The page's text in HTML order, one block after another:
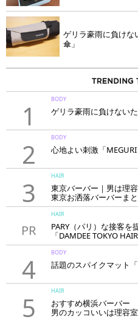
ゲリラ豪雨に負けな
傘」
1
BODY
ゲリラ豪雨に負けない
2
BODY
心地よい刺激「
3
HAIR
東京バーバー｜男は理
東京お洒落バーバーま
PR
HAIR
PARY（パリ）な接客を
「DAMDEE TOKYO
4
BODY
話題のスパイクマット
5
HAIR
おすすめ横浜バーバー
男のカッコいいは理容